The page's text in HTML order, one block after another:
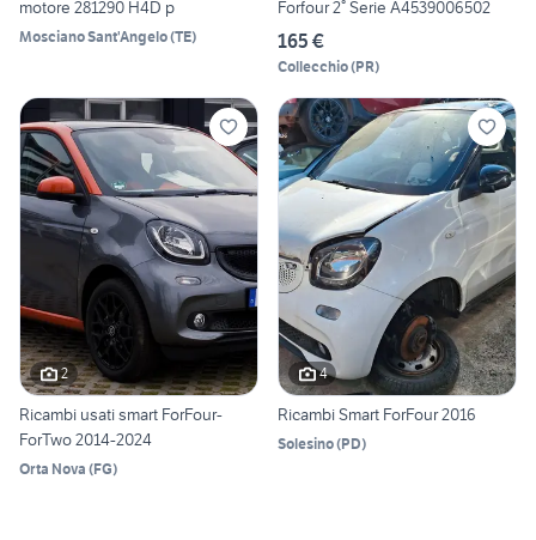
motore 281290 H4D p
Mosciano Sant'Angelo(TE)
Forfour 2° Serie A4539006502
165 €
Collecchio(PR)
2
Ricambi usati smart ForFour-
ForTwo 2014-2024
Orta Nova (FG)
4
Ricambi Smart ForFour 2016
Solesino(PD)